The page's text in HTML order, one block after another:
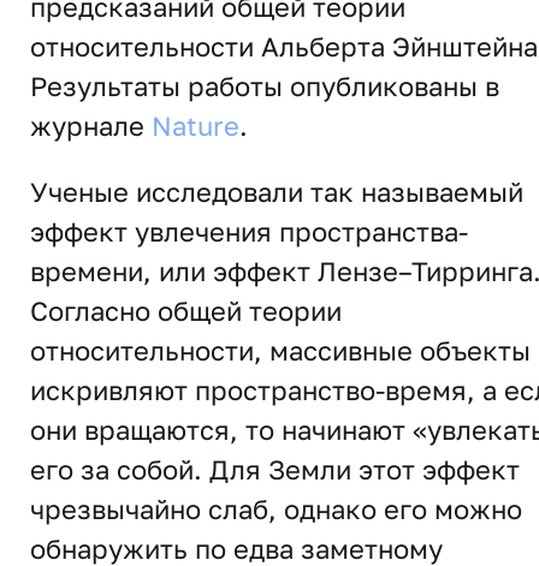
предсказаний общей теории
относительности Альберта
Результаты работы опубликованы в
журнале Nature.
Ученые исследовали так называемый
эффект увлечения пространства-
времени, или эффект
Согласно общей теории
относительности, массивные объекты
искривляют пространство-время, а
они вращаются, то начинают
его за собой. Для Земли этот эффект
чрезвычайно слаб, однако его можно
обнаружить по едва заметному